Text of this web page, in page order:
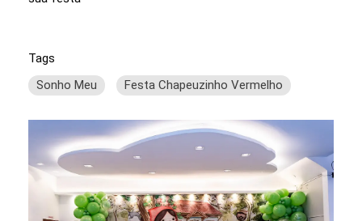
Tags
Sonho Meu
Festa Chapeuzinho Vermelho